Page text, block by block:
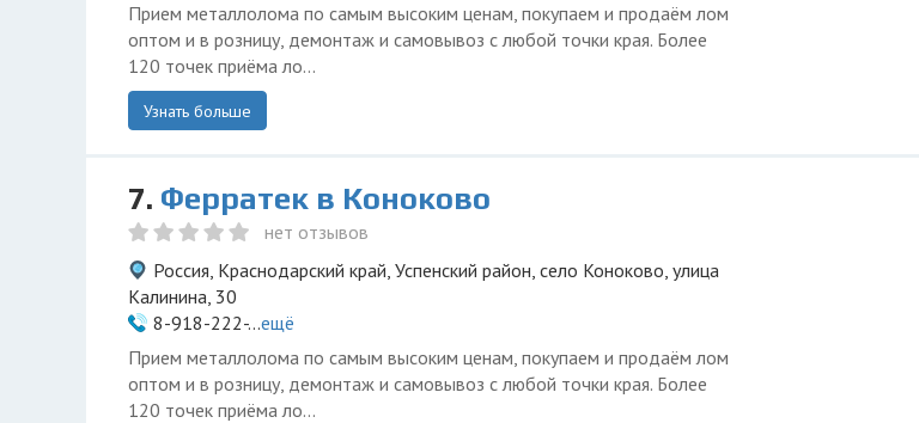
Прием металлолома по самым высоким ценам, покупаем и продаём лом
оптом и в розницу, демонтаж и самовывоз с любой точки края. Более
120 точек приёма ло...
Узнать больше
7. Ферратек в Коноково
нет отзывов
Россия, Краснодарский край, Успенский район, село Коноково, улица
Калинина, 30
8-918-222-...ещё
Прием металлолома по самым высоким ценам, покупаем и продаём лом
оптом и в розницу, демонтаж и самовывоз с любой точки края. Более
120 точек приёма ло...